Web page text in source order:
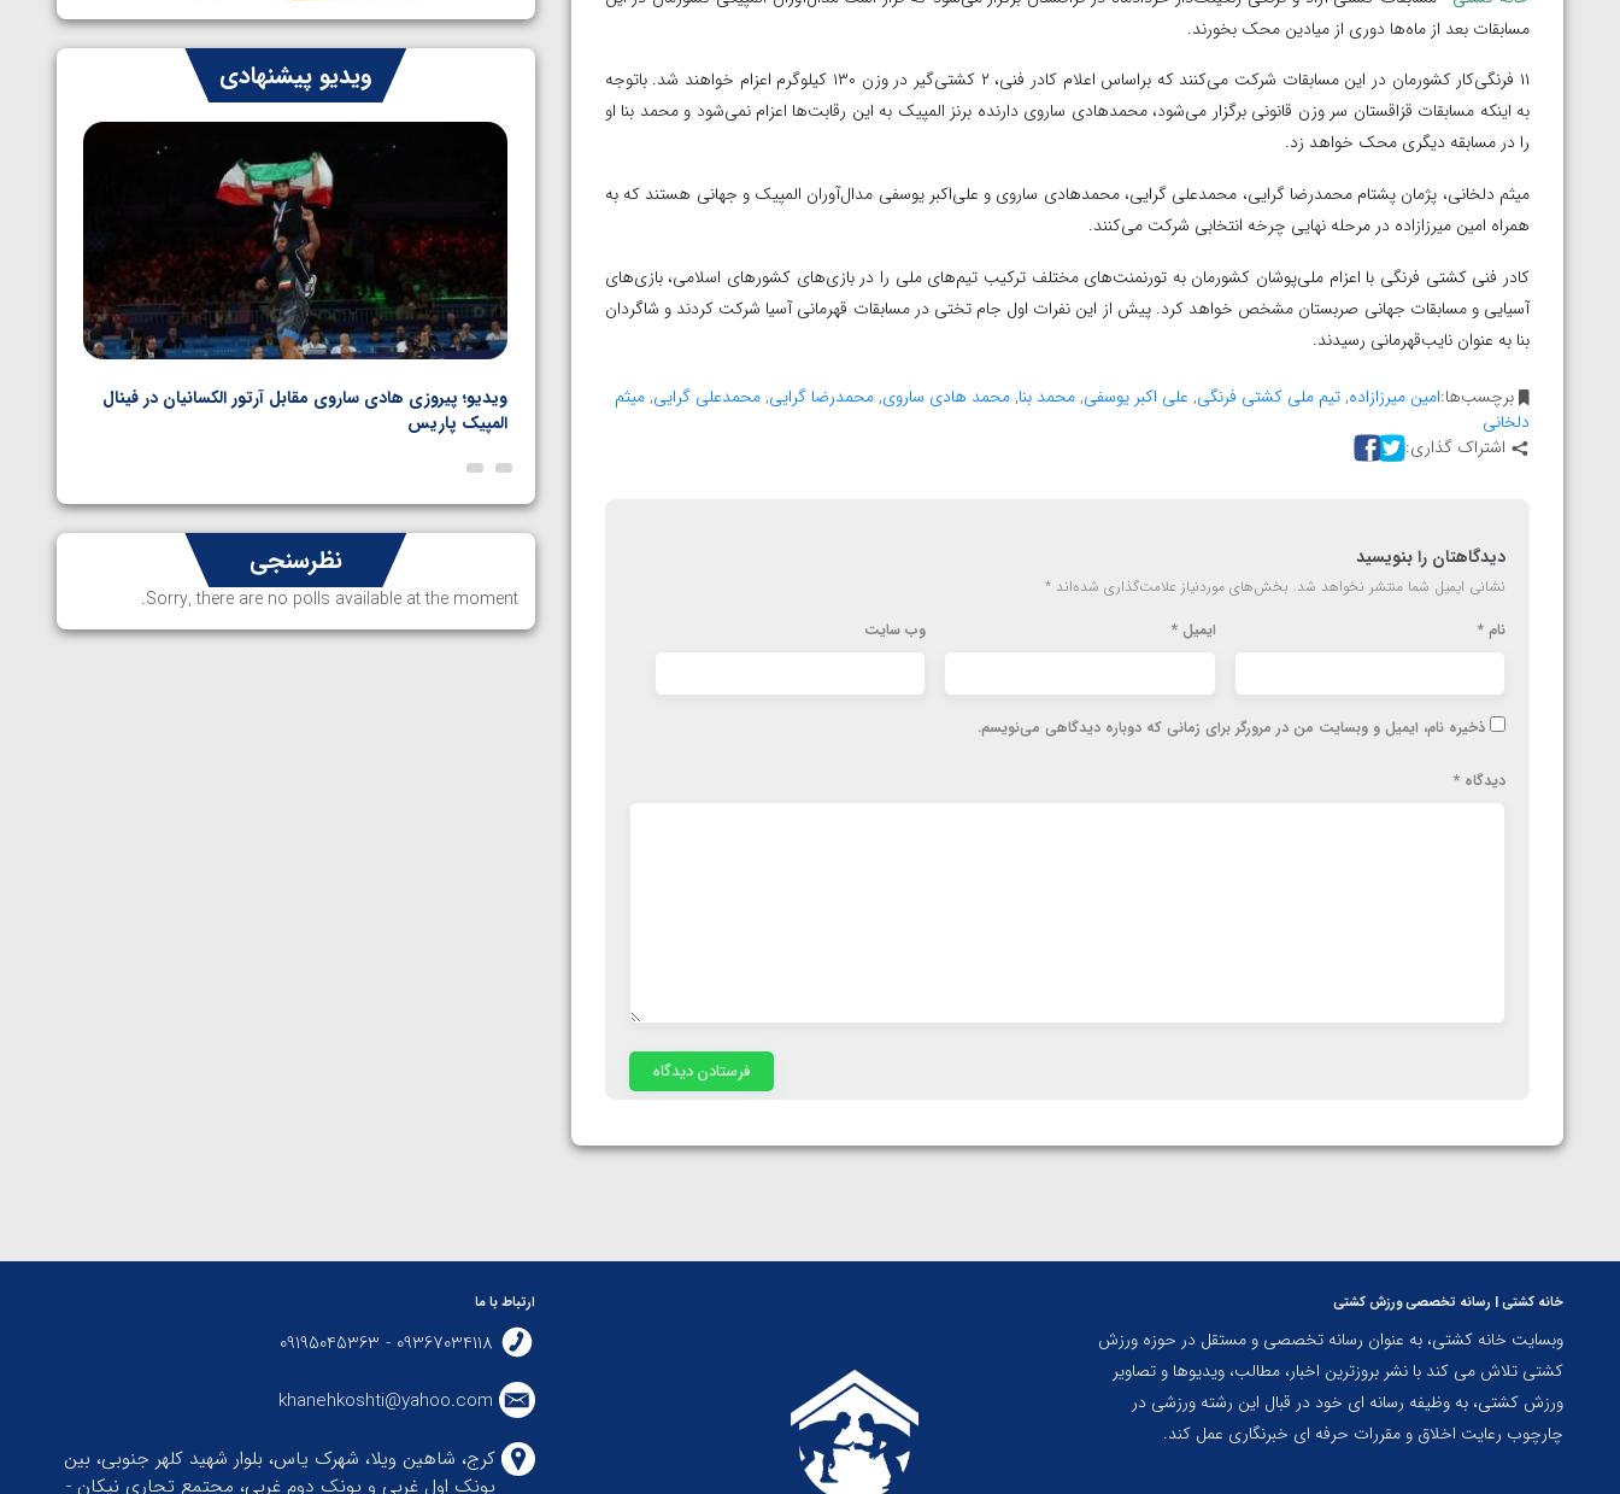
مسابقات بعد از ماه‌ها دوری از میادین محک بخورند.
۱۱ فرنگی‌کار کشورمان در این مسابقات شرکت می‌کنند که براساس اعلام کادر فنی، ۲ کشتی‌گیر در وزن ۱۳۰ کیلوگرم اعزام خواهند شد. باتوجه
به اینکه مسابقات قزاقستان سر وزن قانونی برگزار می‌شود، محمدهادی ساروی دارنده برنز المپیک به این رقابت‌ها اعزام نمی‌شود و محمد بنا او
را در مسابقه دیگری محک خواهد زد.
میثم دلخانی، پژمان پشتام محمدرضا گرایی، محمدعلی گرایی، محمدهادی ساروی و علی‌اکبر یوسفی مدال‌آوران المپیک و جهانی هستند که به
همراه امین میرزازاده در مرحله نهایی چرخه انتخابی شرکت می‌کنند.
کادر فنی کشتی فرنگی با اعزام ملی‌پوشان کشورمان به تورنمنت‌های مختلف ترکیب تیم‌های ملی را در بازی‌های کشورهای اسلامی، بازی‌های
آسیایی و مسابقات جهانی صربستان مشخص خواهد کرد. پیش از این نفرات اول جام تختی در مسابقات قهرمانی آسیا شرکت کردند و شاگردان
بنا به عنوان نایب‌قهرمانی رسیدند.
برچسب‌ها:امین میرزازاده,تیم ملی کشتی فرنگی, علی اکبر یوسفی,محمد بنا,محمد هادی ساروی,محمدرضا گرایی,محمدعلی گرایی,میثم
دلخانی
اشتراک گذاری:
دیدگاهتان را بنویسید
نشانی ایمیل شما منتشر نخواهد شد. بخش‌های موردنیاز علامت‌گذاری شده‌اند *
نام * ایمیل* وب‌ سایت
ذخیره نام، ایمیل و وبسایت من در مرورگر برای زمانی که دوباره دیدگاهی می‌نویسم.
دیدگاه *
ویدیو پیشنهادی
امین میرزازاده
ویدیو؛ باخت امین کاویانی نژاد مقابل مالخاز آمویان از
ویدیو؛ صعود حسن یزدانی به فینال المپیک با برتری مقابل
ویدیو؛ پیروزی هادی ساروی مقابل آرتور الکسانیان در فینال
المپیک پاریس
نظرسنجی
Sorry, there are no polls available at the moment.
خانه کشتی | رسانه تخصصی ورزش کشتی
وبسایت خانه کشتی، به عنوان رسانه تخصصی و مستقل در حوزه ورزش
کشتی تلاش می کند با نشر بروزترین اخبار، مطالب، ویدیوها و تصاویر
ورزش کشتی، به وظیفه رسانه ای خود در قبال این رشته ورزشی در
چارچوب رعایت اخلاق و مقررات حرفه ای خبرنگاری عمل کند.
ارتباط با ما
09367034118 - 09195045363
khanehkoshti@yahoo.com
کرج، شاهین ویلا، شهرک یاس، بلوار شهید کلهر جنوبی، بین
پونک اول غربی و پونک دوم غربی، مجتمع تجاری نیکان -